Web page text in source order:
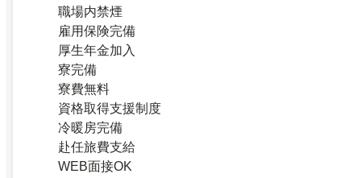
職場内禁煙
雇用保険完備
厚生年金加入
寮完備
寮費無料
資格取得支援制度
冷暖房完備
赴任旅費支給
WEB面接OK